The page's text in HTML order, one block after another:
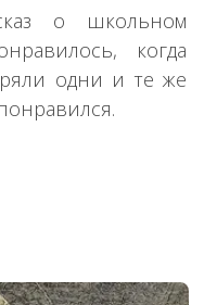
о школьном
когда
одни и те же